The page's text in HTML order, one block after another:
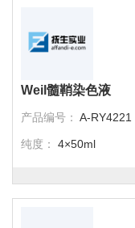
Weil髓鞘染色液
产品编号： A-RY4221
纯度： 4×50ml